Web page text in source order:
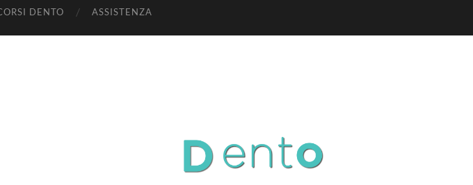
DENTO ASSISTENZA